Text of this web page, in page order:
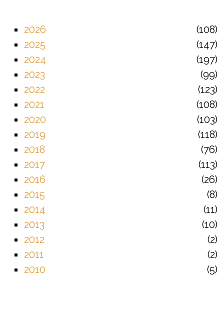
2026
108
2025
147
2024
197
2023
99
2022
123
2021
108
2020
103
2019
118
2018
76
2017
113
2016
26
2015
8
2014
11
2013
10
2012
2
2011
2
2010
5